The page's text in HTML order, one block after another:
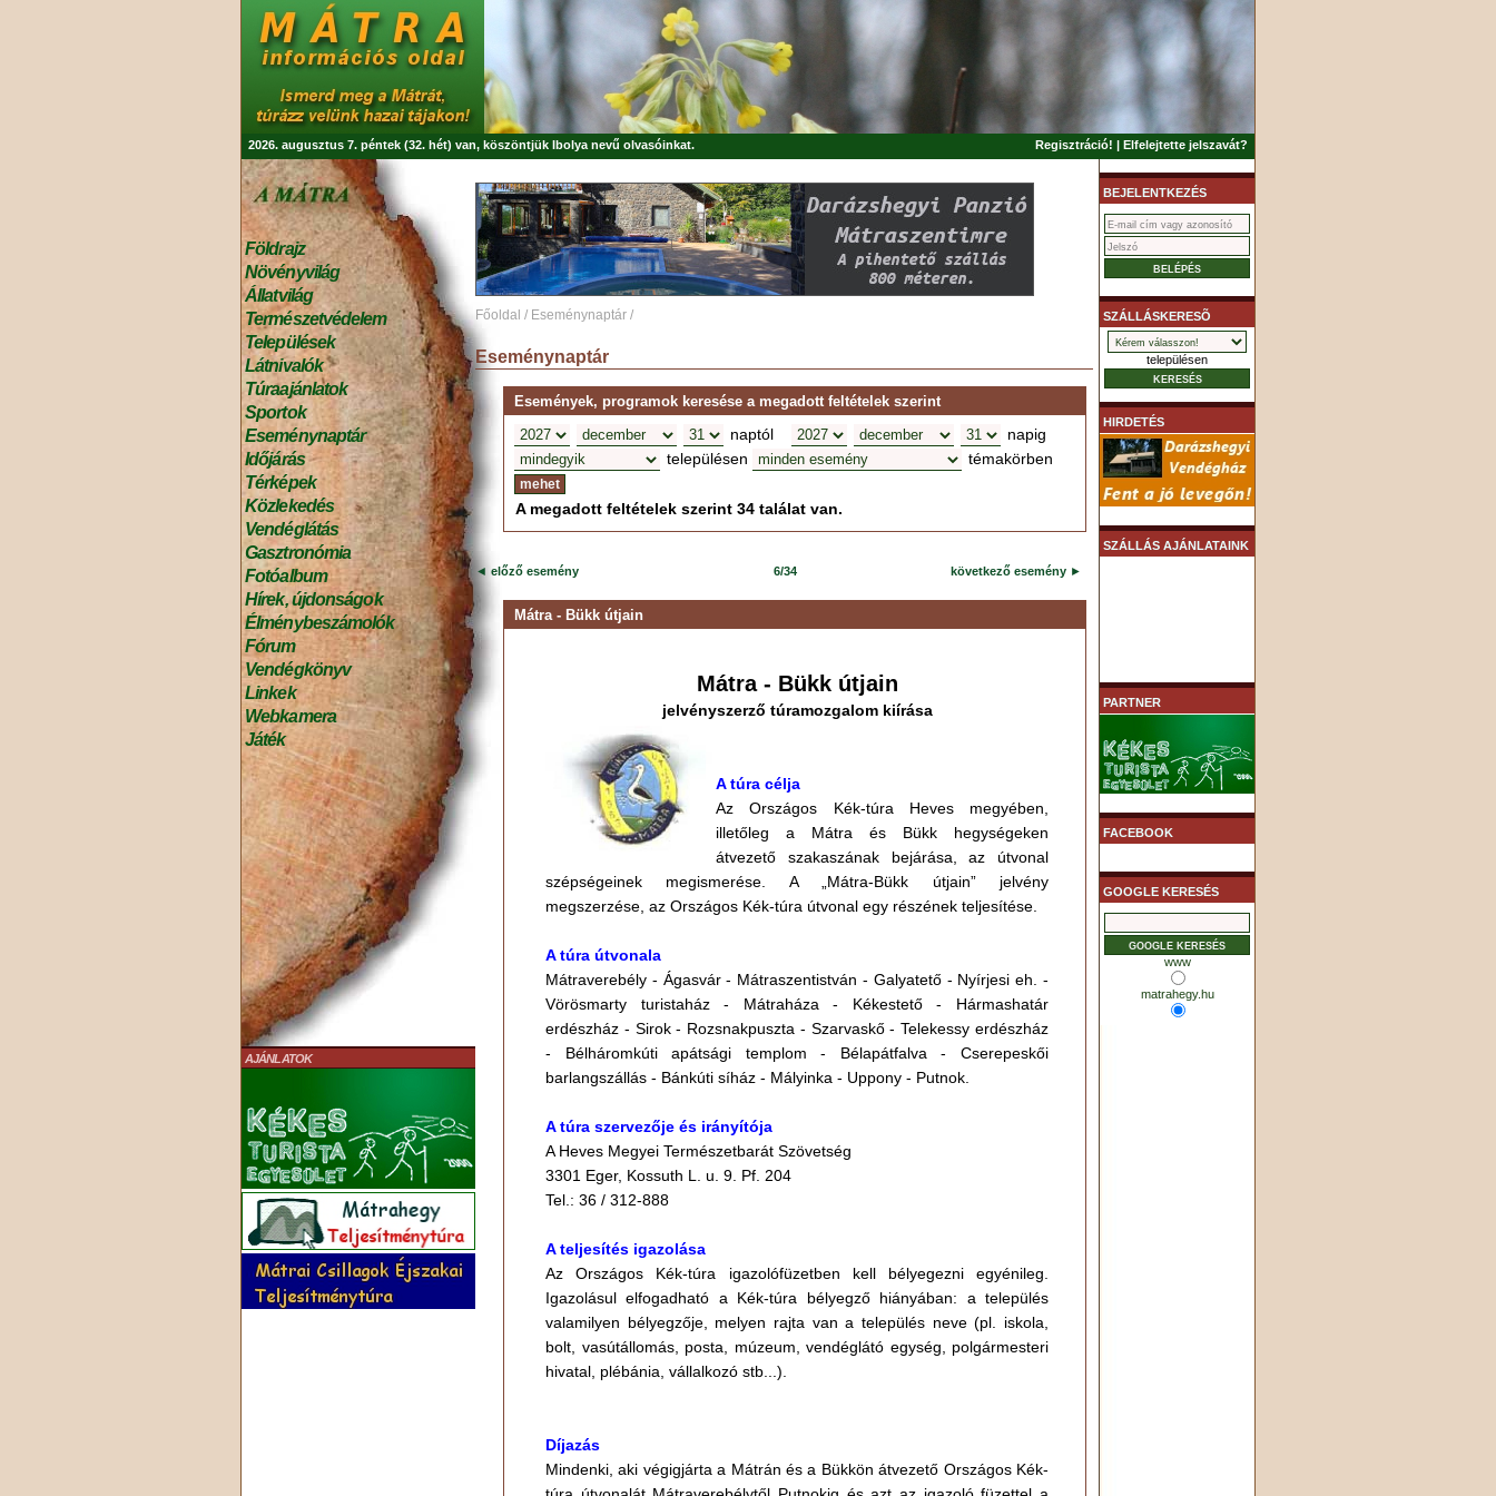
2026. augusztus 7. péntek (32. hét) van, köszöntjük Ibolya nevű olvasóinkat. Regisztráció! | Elfelejtette jelszavát?
Földrajz
Növényvilág
Állatvilág
Természetvédelem
Települések
Látnivalók
Túraajánlatok
Sportok
Eseménynaptár
Időjárás
Térképek
Közlekedés
Vendéglátás
Gasztronómia
Fotóalbum
Hírek, újdonságok
Élménybeszámolók
Fórum
Vendégkönyv
Linkek
Webkamera
Játék
AJÁNLATOK
Főoldal / Eseménynaptár /
Eseménynaptár
Események, programok keresése a megadott feltételek szerint
naptól
napig
településen
témakörben
A megadott feltételek szerint 34 találat van.
◄ előző esemény 6/34 következő esemény ►
Mátra - Bükk útjain
Mátra - Bükk útjain
jelvényszerző túramozgalom kiírása
A túra célja
Az Országos Kék-túra Heves megyében,
illetőleg a Mátra és Bükk hegységeken
átvezető szakaszának bejárása, az útvonal
szépségeinek megismerése. A „Mátra-Bükk útjain” jelvény
megszerzése, az Országos Kék-túra útvonal egy részének teljesítése.
A túra útvonala
Mátraverebély - Ágasvár - Mátraszentistván - Galyatető - Nyírjesi eh. -
Vörösmarty turistaház - Mátraháza - Kékestető - Hármashatár
erdészház - Sirok - Rozsnakpuszta - Szarvaskő - Telekessy erdészház
- Bélháromkúti apátsági templom - Bélapátfalva - Cserepeskői
barlangszállás - Bánkúti síház - Mályinka - Uppony - Putnok.
A túra szervezője és irányítója
A Heves Megyei Természetbarát Szövetség
3301 Eger, Kossuth L. u. 9. Pf. 204
Tel.: 36 / 312-888
A teljesítés igazolása
Az Országos Kék-túra igazolófüzetben kell bélyegezni egyénileg.
Igazolásul elfogadható a Kék-túra bélyegző hiányában: a település
valamilyen bélyegzője, melyen rajta van a település neve (pl. iskola,
bolt, vasútállomás, posta, múzeum, vendéglátó egység, polgármesteri
hivatal, plébánia, vállalkozó stb...).
Díjazás
Mindenki, aki végigjárta a Mátrán és a Bükkön átvezető Országos Kék-
BEJELENTKEZÉS
SZÁLLÁSKERESÕ
településen
HIRDETÉS
SZÁLLÁS AJÁNLATAINK
PARTNER
FACEBOOK
GOOGLE KERESÉS
www
matrahegy.hu